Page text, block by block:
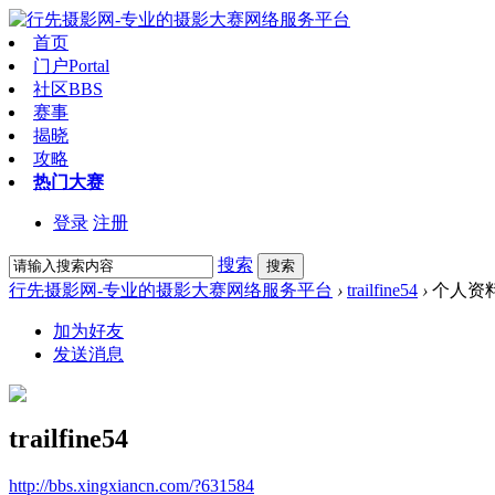
首页
门户Portal
社区BBS
赛事
揭晓
攻略
热门大赛
登录 注册
搜索 搜索
行先摄影网-专业的摄影大赛网络服务平台 › trailfine54 › 个人资
加为好友
发送消息
trailfine54
http://bbs.xingxiancn.com/?631584